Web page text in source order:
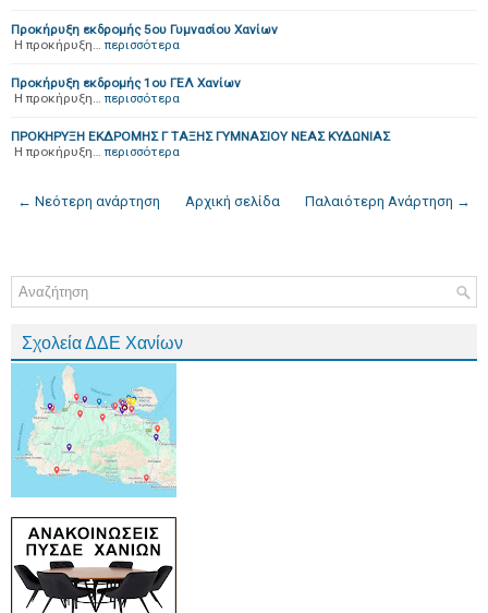
Προκήρυξη εκδρομής 5ου Γυμνασίου Χανίων
Η προκήρυξη… περισσότερα
Προκήρυξη εκδρομής 1ου ΓΕΛ Χανίων
Η προκήρυξη… περισσότερα
ΠΡΟΚΗΡΥΞΗ ΕΚΔΡΟΜΗΣ Γ ΤΑΞΗΣ ΓΥΜΝΑΣΙΟΥ ΝΕΑΣ ΚΥΔΩΝΙΑΣ
Η προκήρυξη… περισσότερα
← Νεότερη ανάρτηση Παλαιότερη Ανάρτηση →
Αρχική σελίδα
Σχολεία ΔΔΕ Χανίων